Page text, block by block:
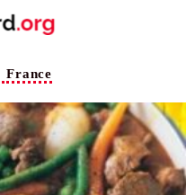
France